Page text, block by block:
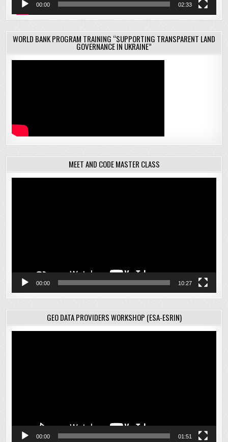
00:00 02:33
WORLD BANK PROGRAM TRAINING “SUPPORTING TRANSPARENT LAND
GOVERNANCE IN UKRAINE”
MEET AND CODE MASTER CLASS
00:00 10:27
GEO DATA PROVIDERS WORKSHOP (ESA-ESRIN)
00:00 01:51